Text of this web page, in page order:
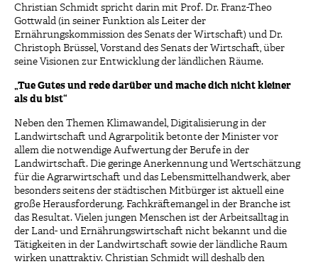
Christian Schmidt spricht darin mit Prof. Dr. Franz-Theo
Gottwald (in seiner Funktion als Leiter der
Ernährungskommission des Senats der Wirtschaft) und Dr.
Christoph Brüssel, Vorstand des Senats der Wirtschaft, über
seine Visionen zur Entwicklung der ländlichen Räume.
„Tue Gutes und rede darüber und mache dich nicht kleiner
als du bist“
Neben den Themen Klimawandel, Digitalisierung in der
Landwirtschaft und Agrarpolitik betonte der Minister vor
allem die notwendige Aufwertung der Berufe in der
Landwirtschaft. Die geringe Anerkennung und Wertschätzung
für die Agrarwirtschaft und das Lebensmittelhandwerk, aber
besonders seitens der städtischen Mitbürger ist aktuell eine
große Herausforderung. Fachkräftemangel in der Branche ist
das Resultat. Vielen jungen Menschen ist der Arbeitsalltag in
der Land- und Ernährungswirtschaft nicht bekannt und die
Tätigkeiten in der Landwirtschaft sowie der ländliche Raum
wirken unattraktiv. Christian Schmidt will deshalb den